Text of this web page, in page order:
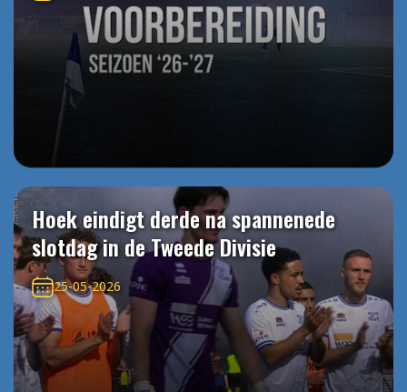
Hoek eindigt derde na spannenede
slotdag in de Tweede Divisie
25-05-2026